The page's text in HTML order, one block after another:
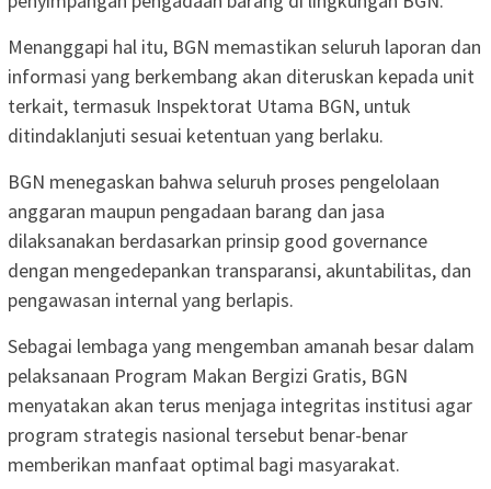
Menanggapi hal itu, BGN memastikan seluruh laporan dan
informasi yang berkembang akan diteruskan kepada unit
terkait, termasuk Inspektorat Utama BGN, untuk
ditindaklanjuti sesuai ketentuan yang berlaku.
BGN menegaskan bahwa seluruh proses pengelolaan
anggaran maupun pengadaan barang dan jasa
dilaksanakan berdasarkan prinsip good governance
dengan mengedepankan transparansi, akuntabilitas, dan
pengawasan internal yang berlapis.
Sebagai lembaga yang mengemban amanah besar dalam
pelaksanaan Program Makan Bergizi Gratis, BGN
menyatakan akan terus menjaga integritas institusi agar
program strategis nasional tersebut benar-benar
memberikan manfaat optimal bagi masyarakat.